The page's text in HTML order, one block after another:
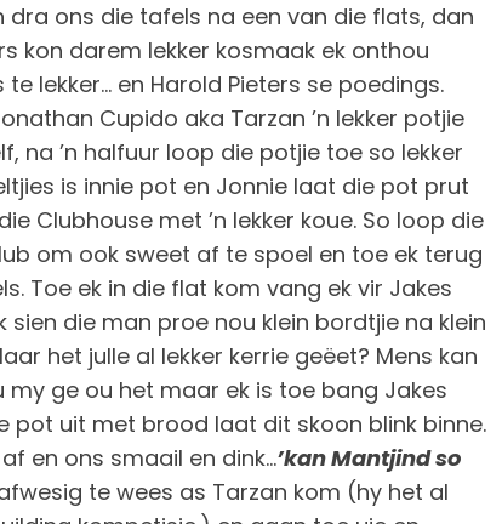
dra ons die tafels na een van die flats, dan
kon darem lekker kosmaak ek onthou
lekker… en Harold Pieters se poedings.
Cupido aka Tarzan ’n lekker potjie
na ’n halfuur loop die potjie toe so lekker
is innie pot en Jonnie laat die pot prut
Clubhouse met ’n lekker koue. So loop die
om ook sweet af te spoel en toe ek terug
Toe ek in die flat kom vang ek vir Jakes
die man proe nou klein bordtjie na klein
het julle al lekker kerrie geëet? Mens kan
my ge ou het maar ek is toe bang Jakes
pot uit met brood laat dit skoon blink binne.
en ons smaail en dink…’kan Mantjind so
te wees as Tarzan kom (hy het al